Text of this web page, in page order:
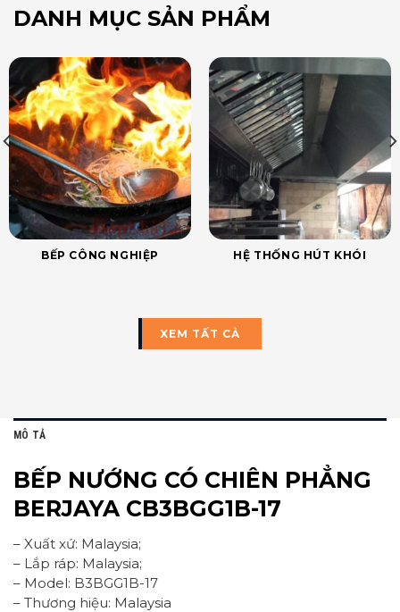
DANH MỤC SẢN PHẨM
BẾP CÔNG NGHIỆP HỆ THỐNG HÚT KHÓI
XEM TẤT CẢ
MÔ TẢ
BẾP NƯỚNG CÓ CHIÊN PHẲNG
BERJAYA CB3BGG1B-17
– Xuất xứ: Malaysia;
– Lắp ráp: Malaysia;
– Model: B3BGG1B-17
– Thương hiệu: Malaysia